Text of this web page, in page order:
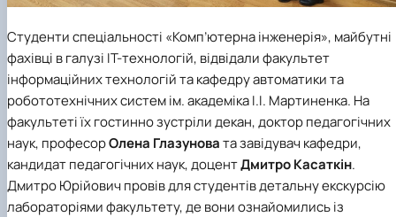
Студенти спеціальності «Комп’ютерна інженерія», майбутні
фахівці в галузі ІТ-технологій, відвідали факультет
інформаційних технологій та кафедру автоматики та
робототехнічних систем ім. академіка І.І. Мартиненка. На
факультеті їх гостинно зустріли декан, доктор педагогічних
наук, професорОлена Глазуновата завідувач кафедри,
кандидат педагогічних наук, доцентДмитро Касаткін.
Дмитро Юрійович провів для студентів детальну екскурсію
лабораторіями факультету, де вони ознайомились із